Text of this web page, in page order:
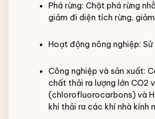
Phá rừng: Chặt phá rừng
giảm đi diện tích rừng,
Hoạt động nông nghiệp:
Công nghiệp và sản xuất:
chất thải ra lượng lớn CO2
(chlorofluorocarbons) và
khí thải ra các khí nhà kính